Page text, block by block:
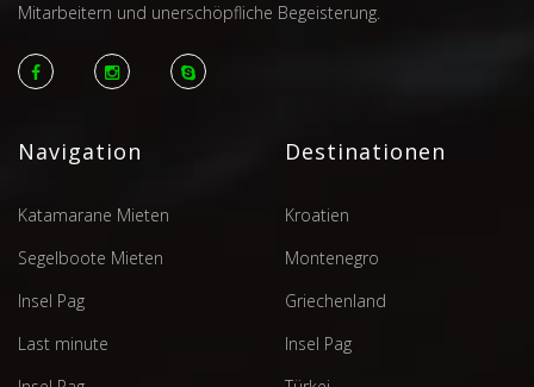
Mitarbeitern und unerschöpfliche Begeisterung.
Navigation
Katamarane Mieten
Segelboote Mieten
Insel Pag
Last minute
Destinationen
Kroatien
Montenegro
Griechenland
Insel Pag